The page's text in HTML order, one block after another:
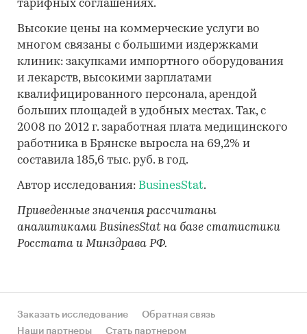
тарифных соглашениях.
Высокие цены на коммерческие услуги во
многом связаны с большими издержками
клиник: закупками импортного оборудования
и лекарств, высокими зарплатами
квалифицированного персонала, арендой
больших площадей в удобных местах. Так, с
2008 по 2012 г. заработная плата медицинского
работника в Брянске выросла на 69,2% и
составила 185,6 тыс. руб. в год.
Автор исследования: BusinesStat.
Приведенные значения рассчитаны
аналитиками BusinesStat на базе статистики
Росстата и Минздрава РФ.
Заказать исследование
Обратная связь
Наши партнеры
Стать партнером